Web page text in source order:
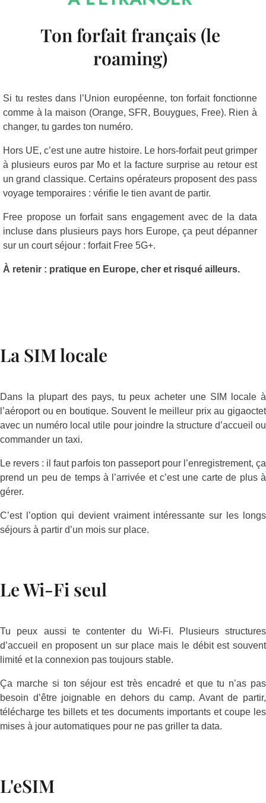
Ton forfait français (le
roaming)
Si tu restes dans l’Union européenne, ton forfait fonctionne
comme à la maison (Orange, SFR, Bouygues, Free). Rien à
changer, tu gardes ton numéro.
Hors UE, c’est une autre histoire. Le hors-forfait peut grimper
à plusieurs euros par Mo et la facture surprise au retour est
un grand classique. Certains opérateurs proposent des pass
voyage temporaires : vérifie le tien avant de partir.
Free propose un forfait sans engagement avec de la data
incluse dans plusieurs pays hors Europe, ça peut dépanner
sur un court séjour : forfait Free 5G+.
À retenir : pratique en Europe, cher et risqué ailleurs.
La SIM locale
Dans la plupart des pays, tu peux acheter une SIM locale à
l’aéroport ou en boutique. Souvent le meilleur prix au gigaoctet
avec un numéro local utile pour joindre la structure d’accueil ou
commander un taxi.
Le revers : il faut parfois ton passeport pour l’enregistrement, ça
prend un peu de temps à l’arrivée et c’est une carte de plus à
gérer.
C’est l’option qui devient vraiment intéressante sur les longs
séjours à partir d’un mois sur place.
Le Wi-Fi seul
Tu peux aussi te contenter du Wi-Fi. Plusieurs structures
d’accueil en proposent un sur place mais le débit est souvent
limité et la connexion pas toujours stable.
Ça marche si ton séjour est très encadré et que tu n’as pas
besoin d’être joignable en dehors du camp. Avant de partir,
télécharge tes billets et tes documents importants et coupe les
mises à jour automatiques pour ne pas griller ta data.
L'eSIM